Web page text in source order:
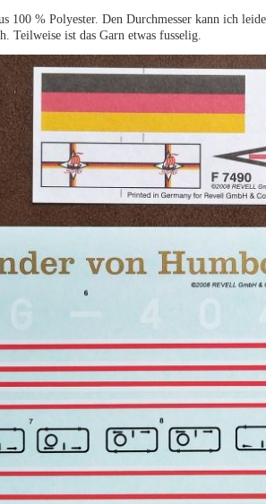
100 % Polyester. Den Durchmesser kann ich
Teilweise ist das Garn etwas fusselig.